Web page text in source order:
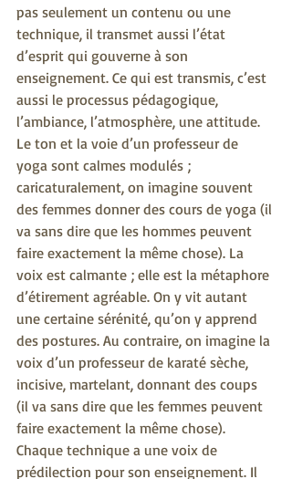
pas seulement un contenu ou une
technique, il transmet aussi l’état
d’esprit qui gouverne à son
enseignement. Ce qui est transmis, c’est
aussi le processus pédagogique,
l’ambiance, l’atmosphère, une attitude.
Le ton et la voie d’un professeur de
yoga sont calmes modulés ;
caricaturalement, on imagine souvent
des femmes donner des cours de yoga (il
va sans dire que les hommes peuvent
faire exactement la même chose). La
voix est calmante ; elle est la métaphore
d’étirement agréable. On y vit autant
une certaine sérénité, qu’on y apprend
des postures. Au contraire, on imagine la
voix d’un professeur de karaté sèche,
incisive, martelant, donnant des coups
(il va sans dire que les femmes peuvent
faire exactement la même chose).
Chaque technique a une voix de
prédilection pour son enseignement. Il